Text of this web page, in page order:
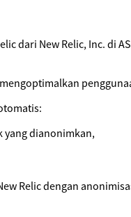
dari New Relic, Inc.
yang dianonimkan,
Relic dengan